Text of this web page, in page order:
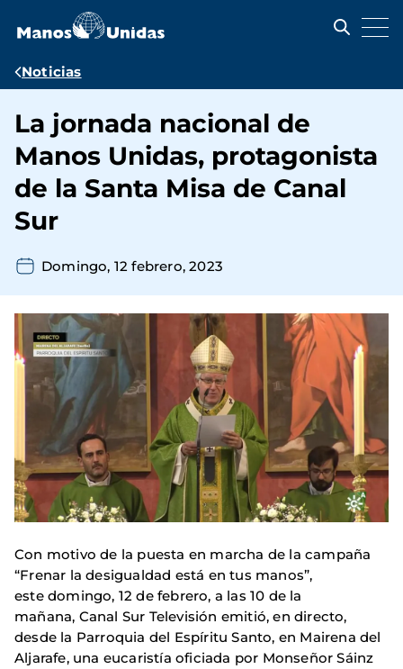
contenido
Ruta
navegación
Noticias
La jornada nacional de
Manos Unidas, protagonista
de la Santa Misa de Canal
Sur
Domingo, 12 febrero, 2023
Con motivo de la puesta en marcha de la campaña
“Frenar la desigualdad está en tus manos”,
este domingo, 12 de febrero, a las 10 de la
mañana, Canal Sur Televisión emitió, en directo,
desde la Parroquia del Espíritu Santo, en Mairena del
Aljarafe, una eucaristía oficiada por Monseñor Sáinz